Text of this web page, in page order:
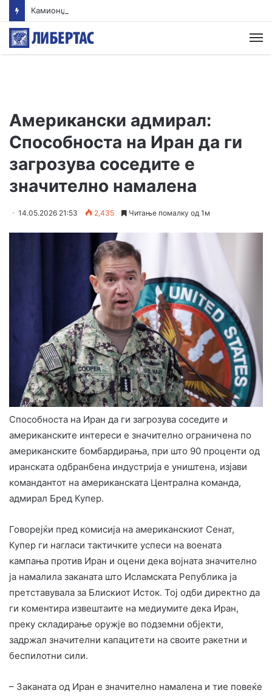
Американски адмирал:
Способноста на Иран да ги
загрозува соседите е
значително намалена
14.05.2026 21:53 2,435 Читање помалку од 1м
Способноста на Иран да ги загрозува соседите и
американските интереси е значително ограничена по
американските бомбардирања, при што 90 проценти од
иранската одбранбена индустрија е уништена, изјави
командантот на американската Централна команда,
адмирал Бред Купер.
Говорејќи пред комисија на американскиот Сенат,
Купер ги нагласи тактичките успеси на воената
кампања против Иран и оцени дека војната значително
ја намалила заканата што Исламската Република ја
претставувала за Блискиот Исток. Тој одби директно да
ги коментира извештаите на медиумите дека Иран,
преку складирање оружје во подземни објекти,
задржал значителни капацитети на своите ракетни и
беспилотни сили.
– Заканата од Иран е значително намалена и тие повеќе